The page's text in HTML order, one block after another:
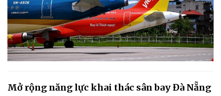
Mở rộng năng lực khai thác sân bay Đà Nẵng